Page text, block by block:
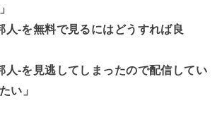
人-を無料で見るにはどうすれば良
人-を見逃してしまったので配信してい
い」